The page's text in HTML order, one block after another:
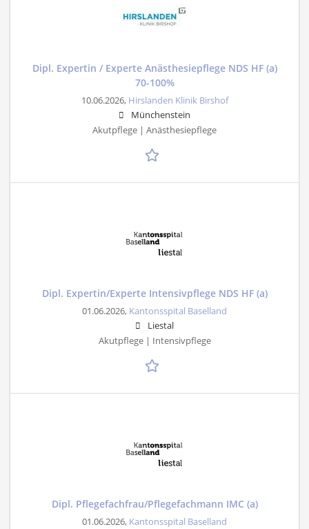
Dipl. Expertin / Experte Anästhesiepflege NDS HF (a)
70-100%
10.06.2026, Hirslanden Klinik Birshof
Münchenstein
Akutpflege | Anästhesiepflege
Dipl. Expertin/Experte Intensivpflege NDS HF (a)
01.06.2026, Kantonsspital Baselland
Liestal
Akutpflege | Intensivpflege
Dipl. Pflegefachfrau/Pflegefachmann IMC (a)
01.06.2026, Kantonsspital Baselland